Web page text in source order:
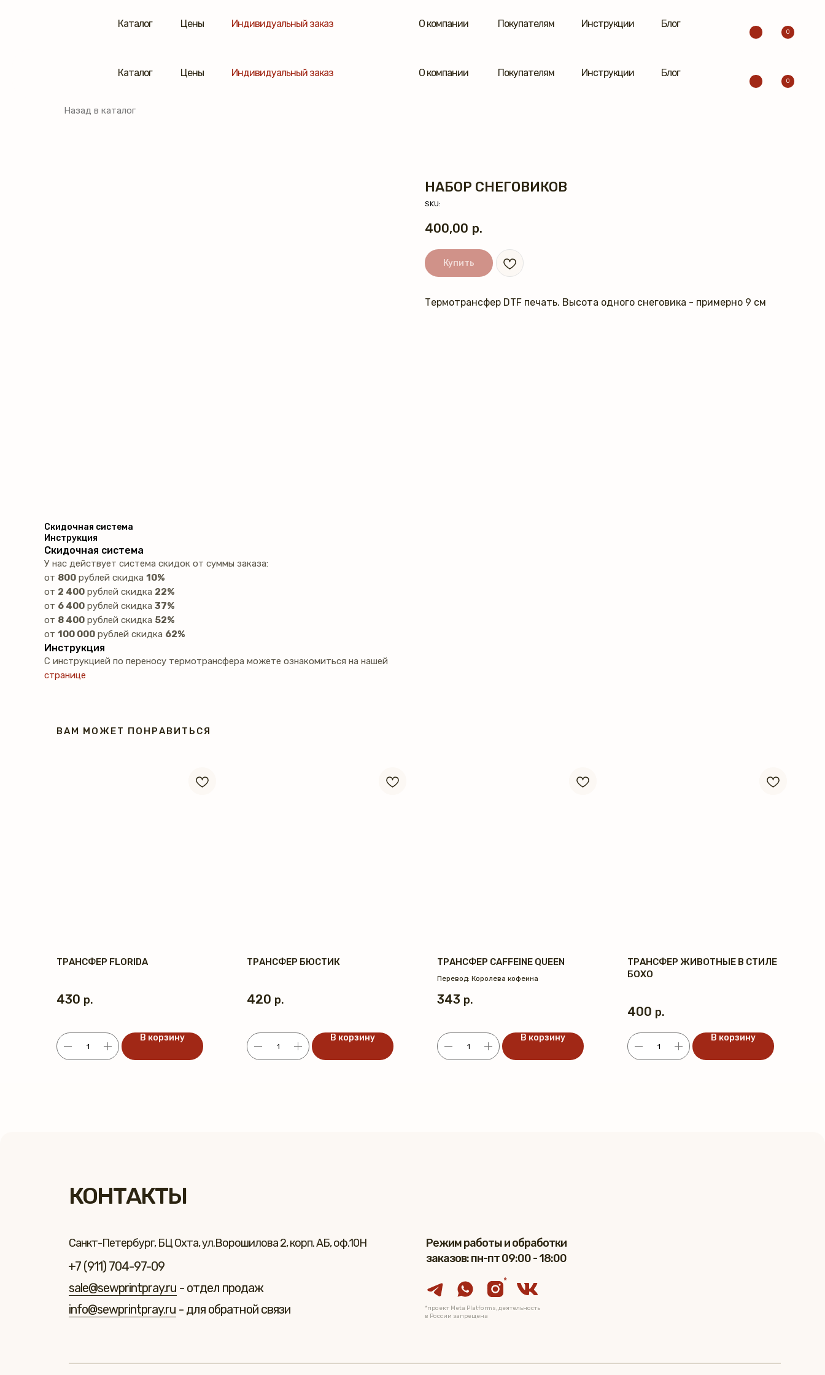
Каталог Индивидуальный заказ О компании Покупателям
0
Инструкции
Цены Блог
Каталог Индивидуальный заказ О компании Покупателям Инструкции
0
Блог
Цены
Назад в каталог
НАБОР СНЕГОВИКОВ
SKU:
400,00 р.
Купить
Термотрансфер DTF печать. Высота одного снеговика - примерно 9 см
Скидочная система
Инструкция
Скидочная система
У нас действует система скидок от суммы заказа:
от 800 рублей скидка 10%
от 2 400 рублей скидка 22%
от 6 400 рублей скидка 37%
от 8 400 рублей скидка 52%
от 100 000 рублей скидка 62%
Инструкция
С инструкцией по переносу термотрансфера можете ознакомиться на нашей
странице
ВАМ МОЖЕТ ПОНРАВИТЬСЯ
ТРАНСФЕР FLORIDA
430 р.
В корзину
ТРАНСФЕР БЮСТИК
420 р.
В корзину
ТРАНСФЕР CAFFEINE QUEEN
Перевод: Королева кофеина
343 р.
В корзину
ТРАНСФЕР ЖИВОТНЫЕ В СТИЛЕ
БОХО
400 р.
В корзину
Санкт-Петербург, БЦ Охта, ул.Ворошилова 2, корп. АБ, оф.10Н
+7 (911) 704-97-09
sale@sewprintpray.ru - отдел продаж
Режим работы и обработки
заказов: пн-пт 09:00 - 18:00
КОНТАКТЫ
*проект Meta Platforms, деятельность
в России запрещена
*
info@sewprintpray.ru - для обратной связи